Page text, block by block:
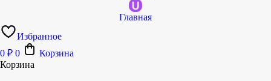
Главная
Избранное
0 ₽ 0
Корзина
Корзина